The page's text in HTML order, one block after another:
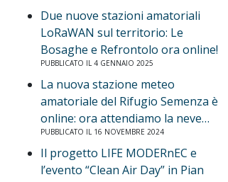
Due nuove stazioni amatoriali
LoRaWAN sul territorio: Le
Bosaghe e Refrontolo ora online!
PUBBLICATO IL 4 GENNAIO 2025
La nuova stazione meteo
amatoriale del Rifugio Semenza è
online: ora attendiamo la neve…
PUBBLICATO IL 16 NOVEMBRE 2024
Il progetto LIFE MODERnEC e
l’evento “Clean Air Day” in Pian